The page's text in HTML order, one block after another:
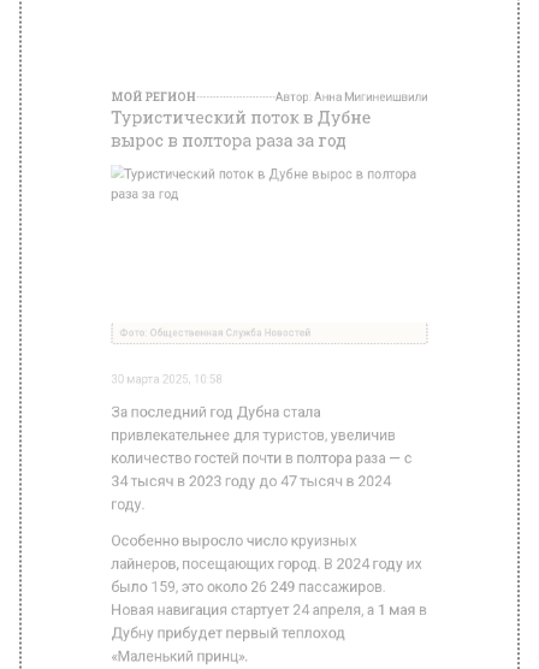
привлекательнее для туристов, увеличив
количество гостей почти в полтора раза — с
34 тысяч в 2023 году до 47 тысяч в 2024
Особенно выросло число круизных
было 159, это около 26 249 пассажиров.
Новая навигация стартует 24 апреля, а 1 мая в
Дубну прибудет первый теплоход
«Маленький принц».